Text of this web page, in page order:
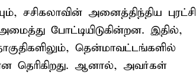
அனைத்திந்திய புரட்சி
போட்டியிடுகின்றன. இதில்,
தென்மாவட்டங்களில்
என தெரிகிறது. ஆனால், அவர்கள்